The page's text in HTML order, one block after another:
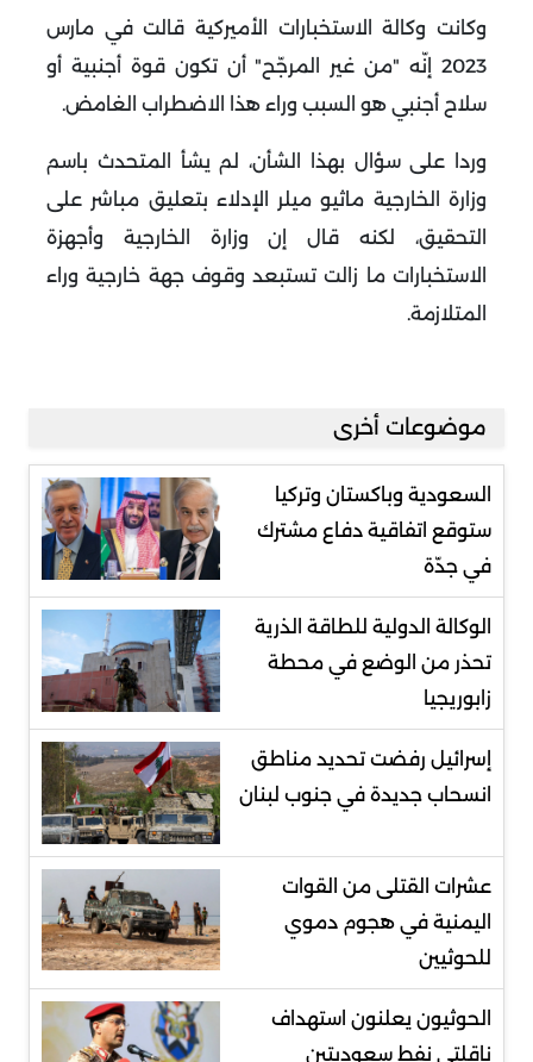
وكانت وكالة الاستخبارات الأميركية قالت في مارس
2023 إنّه "من غير المرجّح" أن تكون قوة أجنبية أو
سلاح أجنبي هو السبب وراء هذا الاضطراب الغامض.
وردا على سؤال بهذا الشأن، لم يشأ المتحدث باسم
وزارة الخارجية ماثيو ميلر الإدلاء بتعليق مباشر على
التحقيق، لكنه قال إن وزارة الخارجية وأجهزة
الاستخبارات ما زالت تستبعد وقوف جهة خارجية وراء
المتلازمة.
موضوعات أخرى
السعودية وباكستان وتركيا
ستوقع اتفاقية دفاع مشترك
في جدّة
الوكالة الدولية للطاقة الذرية
تحذر من الوضع في محطة
زابوريجيا
إسرائيل رفضت تحديد مناطق
انسحاب جديدة في جنوب لبنان
عشرات القتلى من القوات
اليمنية في هجوم دموي
للحوثيين
الحوثيون يعلنون استهداف
ناقلتي نفط سعوديتين